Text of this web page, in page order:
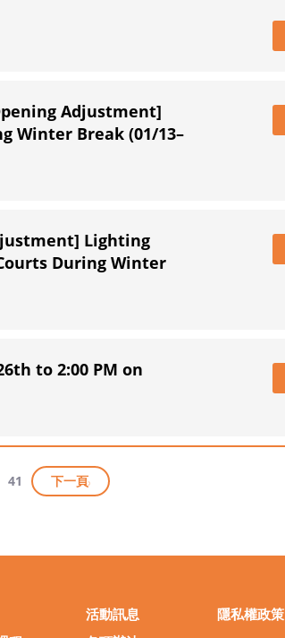
Adjustment]
Winter Break (01/13–
Lighting
During Winter
to 2:00 PM on
41 下一頁
活動訊息
隱私權政策